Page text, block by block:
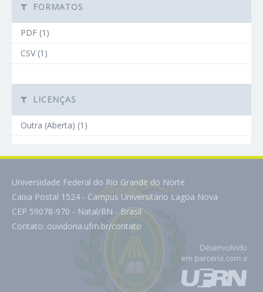
FORMATOS
PDF (1)
CSV (1)
LICENÇAS
Outra (Aberta) (1)
Universidade Federal do Rio Grande do Norte
Caixa Postal 1524 - Campus Universitário Lagoa Nova
CEP 59078-970 - Natal/RN - Brasil
Contato: ouvidoria.ufrn.br/contato